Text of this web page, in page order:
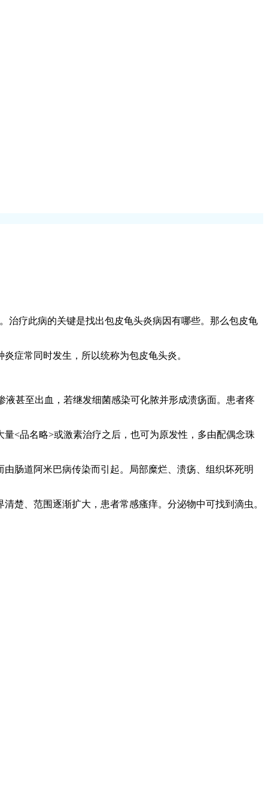
疗此病的关键是找出包皮龟头炎病因有哪些。那么包皮龟
常同时发生，所以统称为包皮龟头炎。
甚至出血，若继发细菌感染可化脓并形成溃疡面。患者疼
<品名略>或激素治疗之后，也可为原发性，多由配偶念珠
道阿米巴病传染而引起。局部糜烂、溃疡、组织坏死明
、范围逐渐扩大，患者常感瘙痒。分泌物中可找到滴虫。